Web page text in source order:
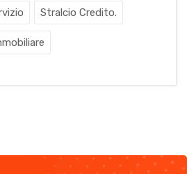
Stralcio Credito.